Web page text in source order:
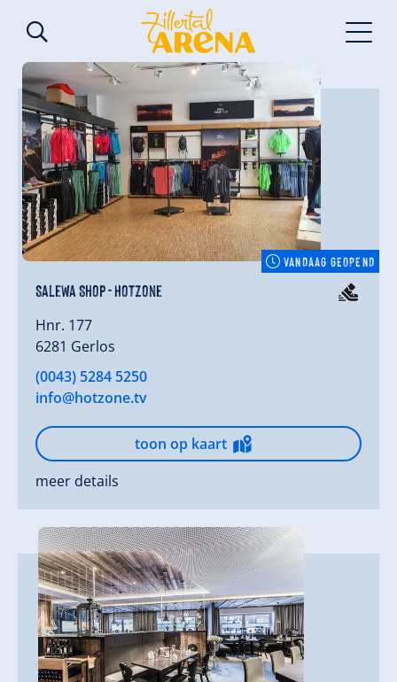
VANDAAG GEOPEND
Salewa Shop - Hotzone
Hnr. 177
6281 Gerlos
(0043) 5284 5250
info@hotzone.tv
toon op kaart
meer details